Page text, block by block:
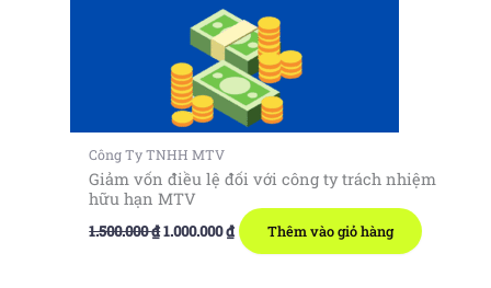
Công Ty TNHH MTV
Giảm vốn điều lệ đối với công ty trách nhiệm
hữu hạn MTV
1.500.000₫Giá
1.000.000₫Giá
hiện
Thêm vào giỏ hàng